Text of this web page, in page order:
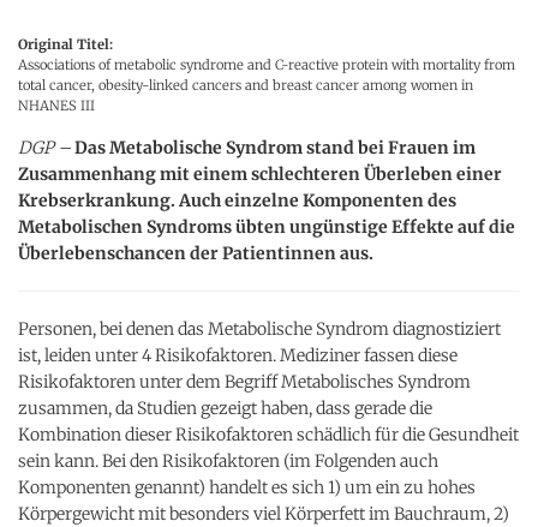
Original Titel:
Associations of metabolic syndrome and C-reactive protein with mortality from
total cancer, obesity-linked cancers and breast cancer among women in
NHANES III
DGP –Das Metabolische Syndrom stand bei Frauen im
Zusammenhang mit einem schlechteren Überleben einer
Krebserkrankung. Auch einzelne Komponenten des
Metabolischen Syndroms übten ungünstige Effekte auf die
Überlebenschancen der Patientinnen aus.
Personen, bei denen das Metabolische Syndrom diagnostiziert
ist, leiden unter 4 Risikofaktoren. Mediziner fassen diese
Risikofaktoren unter dem Begriff Metabolisches Syndrom
zusammen, da Studien gezeigt haben, dass gerade die
Kombination dieser Risikofaktoren schädlich für die Gesundheit
sein kann. Bei den Risikofaktoren (im Folgenden auch
Komponenten genannt) handelt es sich 1) um ein zu hohes
Körpergewicht mit besonders viel Körperfett im Bauchraum, 2)